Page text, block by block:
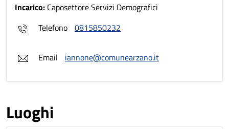
Incarico: Caposettore Servizi Demografici
Telefono 0815850232
Email iannone@comunearzano.it
Luoghi